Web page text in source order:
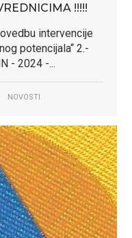
!!!!!
intervencije
potencijala“ 2.-
- 2024 -...
NOVOSTI